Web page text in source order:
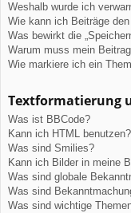
Weshalb wurde ich
Wie kann ich Beiträge
Was bewirkt die
Warum muss mein
Wie markiere ich ein
Textformatierung
Was ist BBCode?
Kann ich HTML benutzen?
Was sind Smilies?
Kann ich Bilder in meine
Was sind globale
Was sind
Was sind wichtige